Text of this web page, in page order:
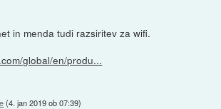
in menda tudi razsiritev za wifi.
global/en/produ...
(4. jan 2019 ob 07:39)